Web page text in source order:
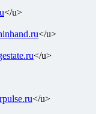
</u>
</u>
</u>
</u>